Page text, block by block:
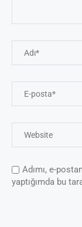
Adımı, e-
yaptığımda bu